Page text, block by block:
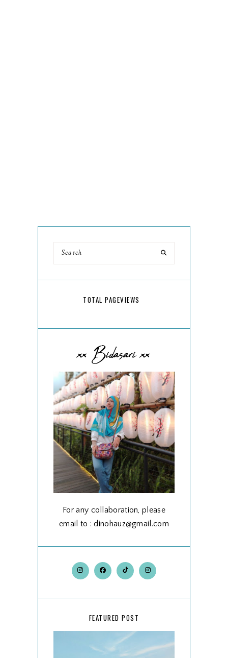
TOTAL PAGEVIEWS
xx Bidasari xx
For any collaboration, please
email to : dinohauz@gmail.com
FEATURED POST